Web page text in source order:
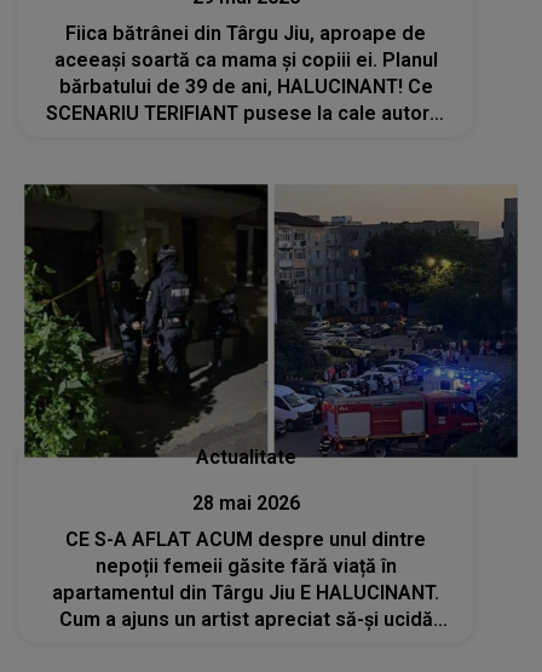
Fiica bătrânei din Târgu Jiu, aproape de
aceeași soartă ca mama și copiii ei. Planul
bărbatului de 39 de ani, HALUCINANT! Ce
SCENARIU TERIFIANT pusese la cale autorul
Actualitate
28 mai 2026
CE S-A AFLAT ACUM despre unul dintre
nepoții femeii găsite fără viață în
apartamentul din Târgu Jiu E HALUCINANT.
Cum a ajuns un artist apreciat să-și ucidă